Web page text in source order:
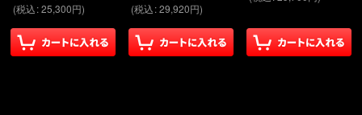
(税込:25,300円)
(税込:29,920円)